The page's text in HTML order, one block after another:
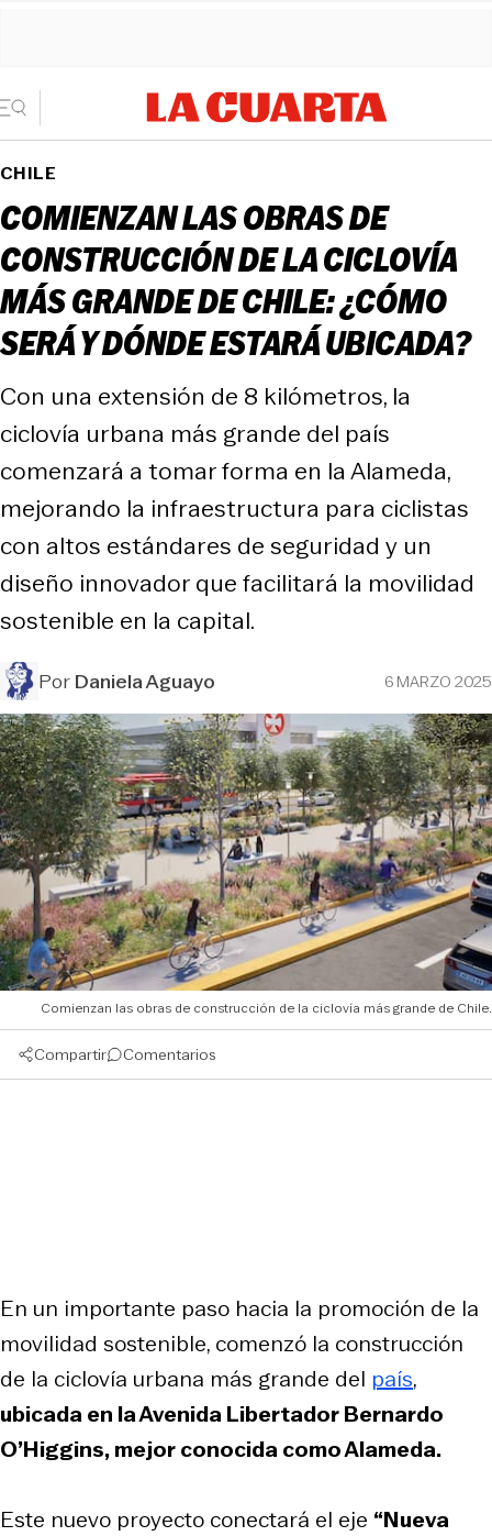
CHILE
COMIENZAN LAS OBRAS DE
CONSTRUCCIÓN DE LA CICLOVÍA
MÁS GRANDE DE CHILE: ¿CÓMO
SERÁ Y DÓNDE ESTARÁ UBICADA?
Con una extensión de 8 kilómetros, la
ciclovía urbana más grande del país
comenzará a tomar forma en la Alameda,
mejorando la infraestructura para ciclistas
con altos estándares de seguridad y un
diseño innovador que facilitará la movilidad
sostenible en la capital.
PorDaniela Aguayo 6 MARZO 2025
Comienzan las obras de construcción de la ciclovía más grande de Chile.
Compartir Comentarios
En un importante paso hacia la promoción de la
movilidad sostenible, comenzó la construcción
de la ciclovía urbana más grande del país,
ubicada en la Avenida Libertador Bernardo
O’Higgins, mejor conocida como Alameda.
Este nuevo proyecto conectará el eje “Nueva